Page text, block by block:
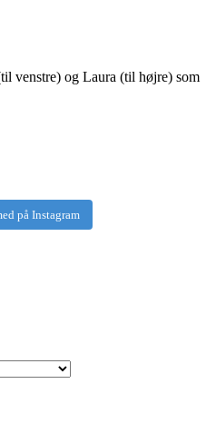
venstre) og Laura (til højre) som
på Instagram